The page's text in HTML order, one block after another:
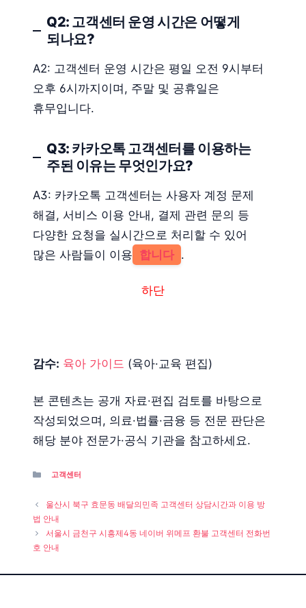
Q2: 고객센터 운영 시간은 어떻게
되나요?
A2: 고객센터 운영 시간은 평일 오전 9시부터
오후 6시까지이며, 주말 및 공휴일은
휴무입니다.
Q3: 카카오톡 고객센터를 이용하는
주된 이유는 무엇인가요?
A3: 카카오톡 고객센터는 사용자 계정 문제
해결, 서비스 이용 안내, 결제 관련 문의 등
다양한 요청을 실시간으로 처리할 수 있어
많은 사람들이 이용 합니다 .
하단
감수: 육아 가이드 (육아·교육 편집)
본 콘텐츠는 공개 자료·편집 검토를 바탕으로
작성되었으며, 의료·법률·금융 등 전문 판단은
해당 분야 전문가·공식 기관을 참고하세요.
Categories
고객센터
울산시 북구 효문동 배달의민족 고객센터 상담시간과 이용 방
법 안내
서울시 금천구 시흥제4동 네이버 위메프 환불 고객센터 전화번
호 안내